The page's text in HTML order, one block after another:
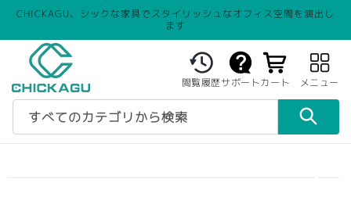
CHICKAGU、シックな家具でスタイリッシュなオフィス空間を演出し
ます
メニュー
すべてのカテゴリから検索
閲覧履歴サポートカート
ー